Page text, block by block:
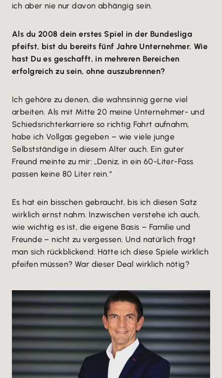
ich aber nie nur davon abhängig sein.
Als du 2008 dein erstes Spiel in der Bundesliga
pfeifst, bist du bereits fünf Jahre Unternehmer. Wie
hast Du es geschafft, in mehreren Bereichen
erfolgreich zu sein, ohne auszubrennen?
Ich gehöre zu denen, die wahnsinnig gerne viel
arbeiten. Als mit Mitte 20 meine Unternehmer- und
Schiedsrichterkarriere so richtig Fahrt aufnahm,
habe ich Vollgas gegeben – wie viele junge
Selbstständige in diesem Alter auch. Ein guter
Freund meinte zu mir: „Deniz, in ein 60-Liter-Fass
passen keine 80 Liter rein.“
Es hat ein bisschen gebraucht, bis ich diesen Satz
wirklich ernst nahm. Inzwischen verstehe ich auch,
wie wichtig es ist, die eigene Basis – Familie und
Freunde – nicht zu vergessen. Und natürlich fragt
man sich rückblickend: Hätte ich diese Spiele wirklich
pfeifen müssen? War dieser Deal wirklich nötig?